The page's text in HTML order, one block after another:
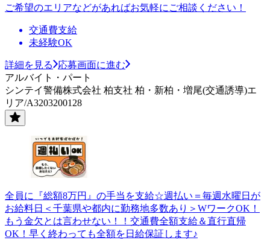
ご希望のエリアなどがあればお気軽にご相談ください！
交通費支給
未経験OK
詳細を見る
応募画面に進む
アルバイト・パート
シンテイ警備株式会社 柏支社 柏・新柏・増尾(交通誘導)エ
リア/A3203200128
全員に『総額8万円』の手当を支給☆週払い＝毎週水曜日が
お給料日＜千葉県や都内に勤務地多数あり＞WワークOK！
もう金欠とは言わせない！！交通費全額支給＆直行直帰
OK！早く終わっても全額を日給保証します♪